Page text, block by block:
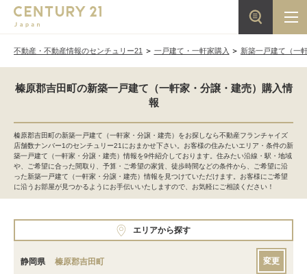
不動産・不動産情報のセンチュリー21 一戸建て・一軒家購入 新築一戸建て（一
榛原郡吉田町の新築一戸建て（一軒家・分譲・建売）購入情
報
榛原郡吉田町の新築一戸建て（一軒家・分譲・建売）をお探しなら不動産フランチャイズ
店舗数ナンバー1のセンチュリー21におまかせ下さい。お客様の住みたいエリア・条件の新
築一戸建て（一軒家・分譲・建売）情報を9件紹介しております。住みたい沿線・駅・地域
や、ご希望に合った間取り、予算・ご希望の家賃、徒歩時間などの条件から、ご希望に沿
った新築一戸建て（一軒家・分譲・建売）情報を見つけていただけます。お客様にご希望
に沿うお部屋が見つかるようにお手伝いいたしますので、お気軽にご相談ください！
エリアから探す
静岡県 榛原郡吉田町 変更